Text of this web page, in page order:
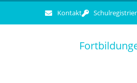
Kontakt